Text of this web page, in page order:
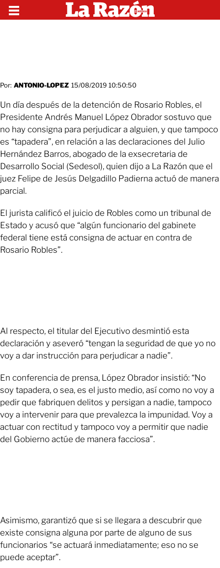
Por: ANTONIO-LOPEZ 15/08/2019 10:50:50
Un día después de la detención de Rosario Robles, el
Presidente Andrés Manuel López Obrador sostuvo que
no hay consigna para perjudicar a alguien, y que tampoco
es “tapadera”, en relación a las declaraciones del Julio
Hernández Barros, abogado de la exsecretaria de
Desarrollo Social (Sedesol), quien dijo a La Razón que el
juez Felipe de Jesús Delgadillo Padierna actuó de manera
parcial.
El jurista calificó el juicio de Robles como un tribunal de
Estado y acusó que “algún funcionario del gabinete
federal tiene está consigna de actuar en contra de
Rosario Robles”.
Al respecto, el titular del Ejecutivo desmintió esta
declaración y aseveró “tengan la seguridad de que yo no
voy a dar instrucción para perjudicar a nadie”.
En conferencia de prensa, López Obrador insistió: “No
soy tapadera, o sea, es el justo medio, así como no voy a
pedir que fabriquen delitos y persigan a nadie, tampoco
voy a intervenir para que prevalezca la impunidad. Voy a
actuar con rectitud y tampoco voy a permitir que nadie
del Gobierno actúe de manera facciosa”.
Asimismo, garantizó que si se llegara a descubrir que
existe consigna alguna por parte de alguno de sus
funcionarios “se actuará inmediatamente; eso no se
puede aceptar”.